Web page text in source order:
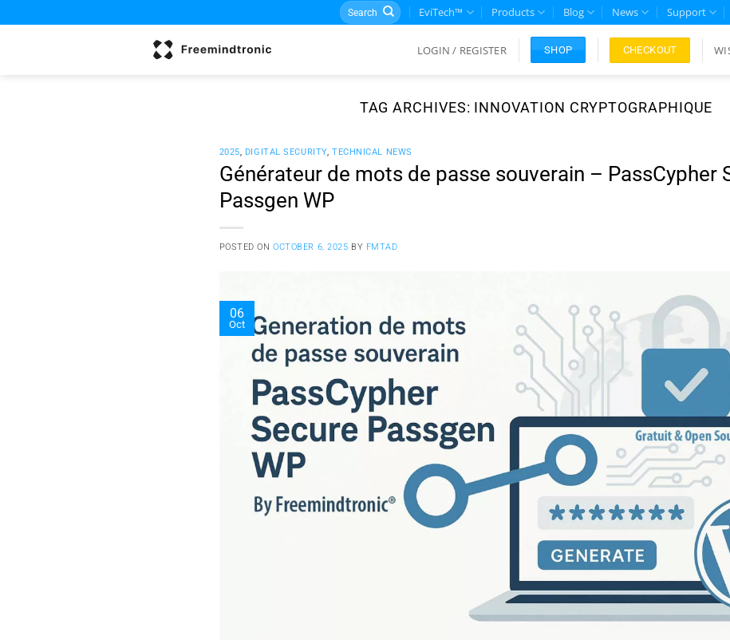
to
Search
for:
EviTech™ Products Blog News Support
LOGIN / REGISTER SHOP CHECKOUT
TAG ARCHIVES: INNOVATION CRYPTOGRAPHIQUE
2025, DIGITAL SECURITY, TECHNICAL NEWS
Générateur de mots de passe souverain – PassCypher
Passgen WP
POSTED ONOCTOBER 6, 2025 BY FMTAD
06
Oct